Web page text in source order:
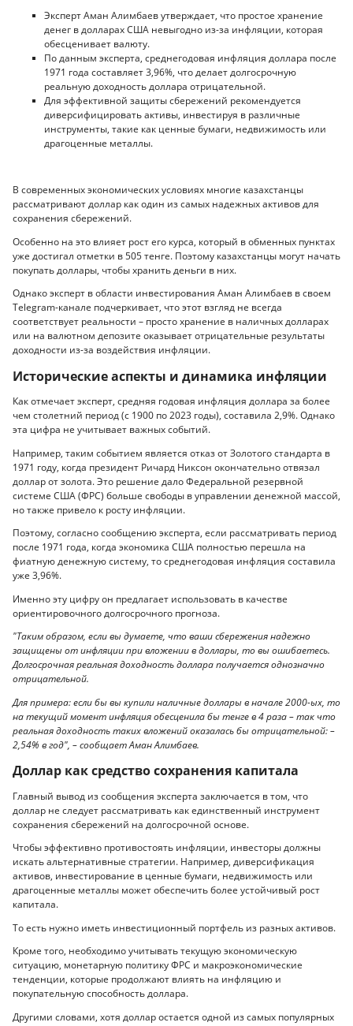
Эксперт Аман Алимбаев утверждает, что простое хранение
денег в долларах США невыгодно из-за инфляции, которая
обесценивает валюту.
По данным эксперта, среднегодовая инфляция доллара после
1971 года составляет 3,96%, что делает долгосрочную
реальную доходность доллара отрицательной.
Для эффективной защиты сбережений рекомендуется
диверсифицировать активы, инвестируя в различные
инструменты, такие как ценные бумаги, недвижимость или
драгоценные металлы.
В современных экономических условиях многие казахстанцы
рассматривают доллар как один из самых надежных активов для
сохранения сбережений.
Особенно на это влияет рост его курса, который в обменных пунктах
уже достигал отметки в 505 тенге. Поэтому казахстанцы могут начать
покупать доллары, чтобы хранить деньги в них.
Однако эксперт в области инвестирования Аман Алимбаев в своем
Telegram-канале подчеркивает, что этот взгляд не всегда
соответствует реальности – просто хранение в наличных долларах
или на валютном депозите оказывает отрицательные результаты
доходности из-за воздействия инфляции.
Исторические аспекты и динамика инфляции
Как отмечает эксперт, средняя годовая инфляция доллара за более
чем столетний период (с 1900 по 2023 годы), составила 2,9%. Однако
эта цифра не учитывает важных событий.
Например, таким событием является отказ от Золотого стандарта в
1971 году, когда президент Ричард Никсон окончательно отвязал
доллар от золота. Это решение дало Федеральной резервной
системе США (ФРС) больше свободы в управлении денежной массой,
но также привело к росту инфляции.
Поэтому, согласно сообщению эксперта, если рассматривать период
после 1971 года, когда экономика США полностью перешла на
фиатную денежную систему, то среднегодовая инфляция составила
уже 3,96%.
Именно эту цифру он предлагает использовать в качестве
ориентировочного долгосрочного прогноза.
"Таким образом, если вы думаете, что ваши сбережения надежно
защищены от инфляции при вложении в доллары, то вы ошибаетесь.
Долгосрочная реальная доходность доллара получается однозначно
отрицательной.
Для примера: если бы вы купили наличные доллары в начале 2000-ых, то
на текущий момент инфляция обесценила бы тенге в 4 раза – так что
реальная доходность таких вложений оказалась бы отрицательной: –
2,54% в год", – сообщает Аман Алимбаев.
Доллар как средство сохранения капитала
Главный вывод из сообщения эксперта заключается в том, что
доллар не следует рассматривать как единственный инструмент
сохранения сбережений на долгосрочной основе.
Чтобы эффективно противостоять инфляции, инвесторы должны
искать альтернативные стратегии. Например, диверсификация
активов, инвестирование в ценные бумаги, недвижимость или
драгоценные металлы может обеспечить более устойчивый рост
капитала.
То есть нужно иметь инвестиционный портфель из разных активов.
Кроме того, необходимо учитывать текущую экономическую
ситуацию, монетарную политику ФРС и макроэкономические
тенденции, которые продолжают влиять на инфляцию и
покупательную способность доллара.
Другими словами, хотя доллар остается одной из самых популярных